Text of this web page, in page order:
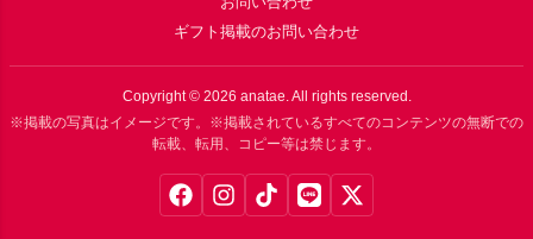
ギフト掲載のお問い合わせ
Copyright © 2026 anatae. All rights reserved.
※掲載の写真はイメージです。※掲載されているすべてのコンテンツの無断での
転載、転用、コピー等は禁じます。
Facebook
Instagram
TikTokLINEX